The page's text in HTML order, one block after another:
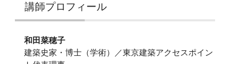
講師プロフィール
和田菜穂子
建築史家・博士（学術）／東京建築アクセスポイン